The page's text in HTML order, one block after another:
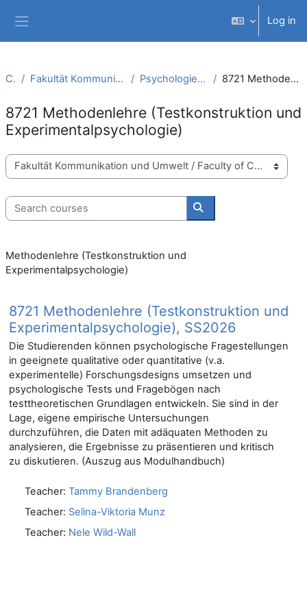
Log in
Courses Fakultät Kommunikation und Umwelt / Faculty of Communication and Environment Psychologie – Arbeits- und Organisationspsychologie (B.Sc.) 8721 Methodenlehre (Testkonstruktion und Experimentalpsychologie)
8721 Methodenlehre (Testkonstruktion und
Experimentalpsychologie)
Course categories
Search courses
Search courses
Methodenlehre (Testkonstruktion und
Experimentalpsychologie)
8721 Methodenlehre (Testkonstruktion und
Experimentalpsychologie), SS2026
Die Studierenden können psychologische Fragestellungen
in geeignete qualitative oder quantitative (v.a.
experimentelle) Forschungsdesigns umsetzen und
psychologische Tests und Fragebögen nach
testtheoretischen Grundlagen entwickeln. Sie sind in der
Lage, eigene empirische Untersuchungen
durchzuführen, die Daten mit adäquaten Methoden zu
analysieren, die Ergebnisse zu präsentieren und kritisch
zu diskutieren. (Auszug aus Modulhandbuch)
Teacher: Tammy Brandenberg
Teacher: Selina-Viktoria Munz
Teacher: Nele Wild-Wall